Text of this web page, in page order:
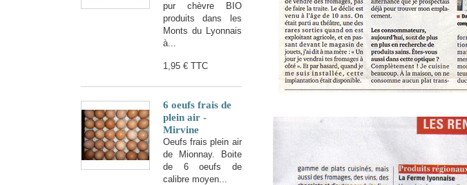
pur chèvre BIO
produits dans les
Monts du Lyonnais
à...
1,95 € TTC
6 oeufs frais de
plein air -
Mirvine
Oeufs frais plein air
de Mionnay. Boite
de 6 oeufs de
calibre moyen...